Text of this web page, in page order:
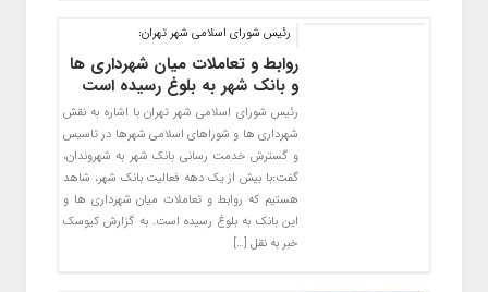
رئیس شورای اسلامی شهر تهران:
روابط و تعاملات میان شهرداری ها
و بانک شهر به بلوغ رسیده است
رئیس شورای اسلامی شهر تهران با اشاره به نقش
شهرداری ها و شوراهای اسلامی شهرها در تاسیس
و گسترش خدمت رسانی بانک شهر به شهروندان،
گفت:با بیش از یک دهه فعالیت بانک شهر، شاهد
هستیم که روابط و تعاملات میان شهرداری ها و
این بانک به بلوغ رسیده است. به گزارش کیوسک
خبر به نقل […]